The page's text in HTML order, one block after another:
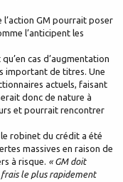
GM pourrait poser
l’anticipent les
cas d’augmentation
important de titres. Une
actuels, faisant
donc de nature à
et pourrait rencontrer
robinet du crédit a été
massives en raison de
à risque. « GM doit
le plus rapidement